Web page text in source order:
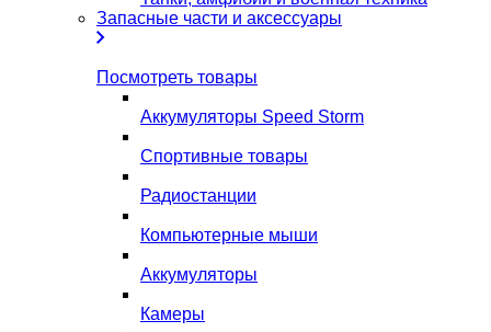
Запасные части и аксессуары
Посмотреть товары
Аккумуляторы Speed Storm
Спортивные товары
Радиостанции
Компьютерные мыши
Аккумуляторы
Камеры